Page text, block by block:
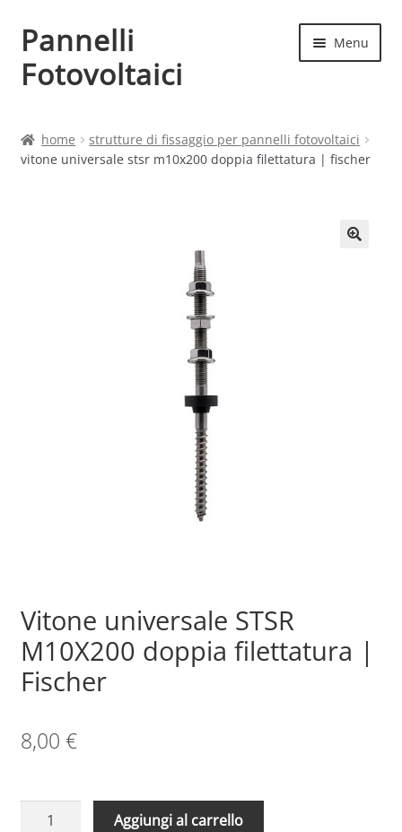
Vai
alla
navigazione
Vai
al
contenuto
Pannelli
Fotovoltaici
Menu
Cart
home
strutture di fissaggio per pannelli fotovoltaici
vitone universale stsr m10x200 doppia filettatura | fischer
Vitone universale STSR
M10X200 doppia filettatura |
Fischer
8,00 €
Vitone
Aggiungi al carrello